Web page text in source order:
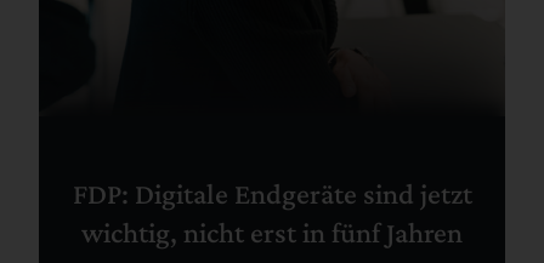
FDP: Digitale Endgeräte sind jetzt
wichtig, nicht erst in fünf Jahren